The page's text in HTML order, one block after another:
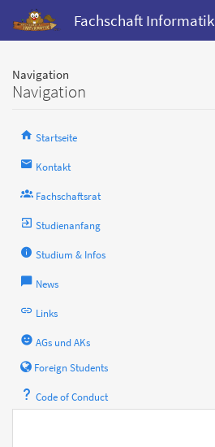
Fachschaft Informatik
Navigation
Navigation
Startseite
Kontakt
Fachschaftsrat
Studienanfang
Studium & Infos
News
Links
AGs und AKs
Foreign Students
Code of Conduct